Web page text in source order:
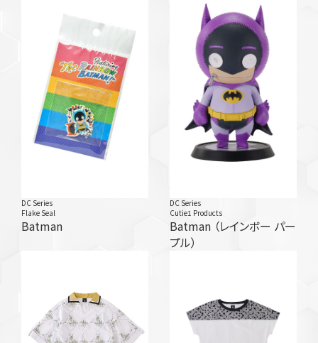
DC Series
Flake Seal
Batman
DC Series
Cutie1 Products
Batman （レインボー パー
プル）